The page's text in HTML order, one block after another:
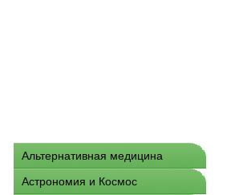
Альтернативная медицина
Астрономия и Космос